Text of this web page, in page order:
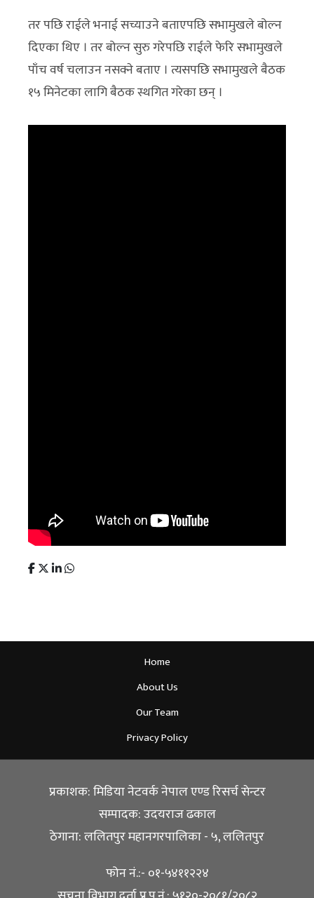
तर पछि राईले भनाई सच्याउने बताएपछि सभामुखले बोल्न
दिएका थिए । तर बोल्न सुरु गरेपछि राईले फेरि सभामुखले
पाँच वर्ष चलाउन नसक्ने बताए । त्यसपछि सभामुखले बैठक
१५ मिनेटका लागि बैठक स्थगित गरेका छन् ।
Home
About Us
Our Team
Privacy Policy
प्रकाशक: मिडिया नेटवर्क नेपाल एण्ड रिसर्च सेन्टर
सम्पादक: उदयराज ढकाल
ठेगाना: ललितपुर महानगरपालिका - ५, ललितपुर
फोन नं.:- ०१-५४११२२४